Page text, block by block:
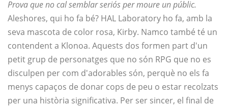
Prova que no cal semblar seriós per moure un públic.
Aleshores, qui ho fa bé? HAL Laboratory ho fa, amb la
seva mascota de color rosa, Kirby. Namco també té un
contendent a Klonoa. Aquests dos formen part d'un
petit grup de personatges que no són RPG que no es
disculpen per com d'adorables són, perquè no els fa
menys capaços de donar cops de peu o estar recolzats
per una història significativa. Per ser sincer, el final de